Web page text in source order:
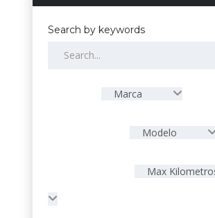
Search by keywords
Marca
Modelo
Max